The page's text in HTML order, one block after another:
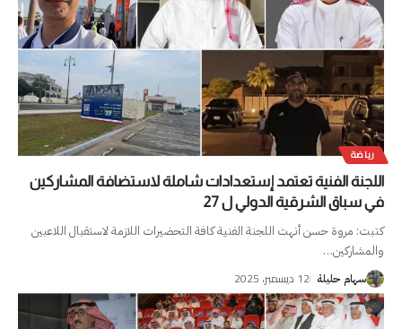
رياضة
اللجنة الفنية تعتمد إستعدادات شاملة لاستضافة المشاركين
في سباق الشرقية الدولي ل 27
كتبت: مروة حسن أنهت اللجنة الفنية كافة التحضيرات اللازمة لاستقبال اللاعبين
والمشاركين…
سهام حليلة 12 ديسمبر، 2025